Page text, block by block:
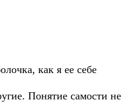
как я ее себе
Понятие самости не